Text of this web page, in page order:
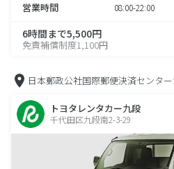
営業時間 08:00-22:00
6時間まで5,500円
免責補償制度1,100円
日本郵政公社国際郵便決済センター
トヨタレンタカー九段
千代田区九段南2-3-29